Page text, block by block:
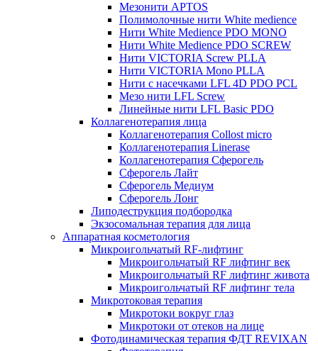
Мезонити APTOS
Полимолочные нити White medience
Нити White Medience PDO MONO
Нити White Medience PDO SCREW
Нити VICTORIA Screw PLLA
Нити VICTORIA Mono PLLA
Нити с насечками LFL 4D PDO PCL
Мезо нити LFL Screw
Линейные нити LFL Basic PDO
Коллагенотерапия лица
Коллагенотерапия Collost micro
Коллагенотерапия Linerase
Коллагенотерапия Сферогель
Сферогель Лайт
Сферогель Медиум
Сферогель Лонг
Липодеструкция подбородка
Экзосомальная терапия для лица
Аппаратная косметология
Микроигольчатый RF-лифтинг
Микроигольчатый RF лифтинг век
Микроигольчатый RF лифтинг живота
Микроигольчатый RF лифтинг тела
Микротоковая терапия
Микротоки вокруг глаз
Микротоки от отеков на лице
Фотодинамическая терапия ФДТ REVIXAN